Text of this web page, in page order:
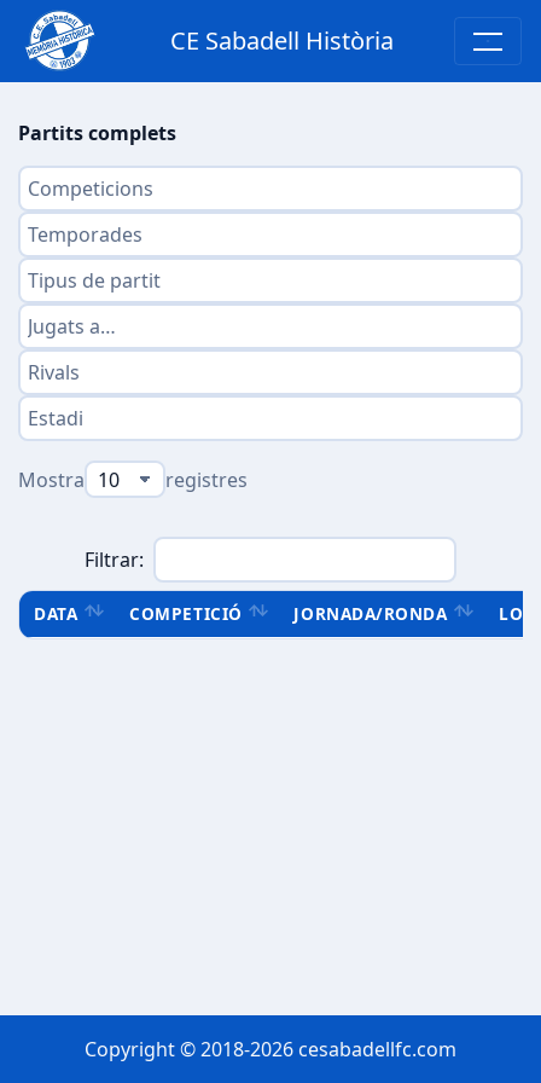
CE Sabadell Història
Partits complets
Mostra registres
Filtrar:
DATA COMPETICIÓ JORNADA/RONDA
Copyright © 2018-2026 cesabadellfc.com